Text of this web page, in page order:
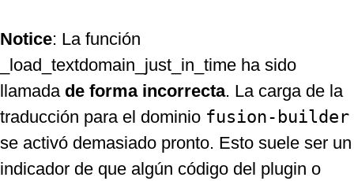
Notice: La función
_load_textdomain_just_in_time ha sido
llamada de forma incorrecta. La carga de la
traducción para el dominio fusion-builder
se activó demasiado pronto. Esto suele ser un
indicador de que algún código del plugin o